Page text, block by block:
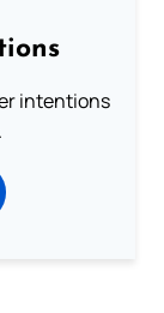
intentions